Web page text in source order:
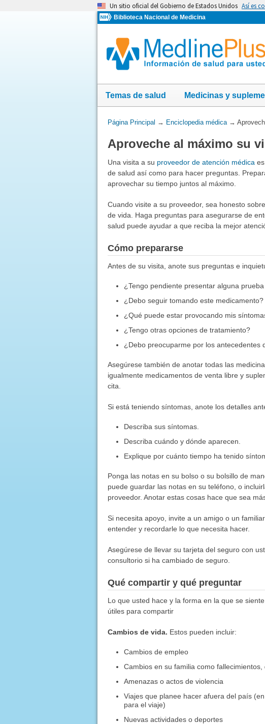
Un sitio oficial del Gobierno de Estados Unidos Así es
Biblioteca Nacional de Medicina
Temas de salud Medicinas y
Usted
aquí:
Página Principal → Enciclopedia médica→
Aproveche al máximo su
Una visita a su proveedor de atención médica
de salud así como para hacer preguntas.
aprovechar su tiempo juntos al máximo.
Cuando visite a su proveedor, sea honesto
de vida. Haga preguntas para asegurarse de
salud puede ayudar a que reciba la mejor
Cómo prepararse
Antes de su visita, anote sus preguntas e
¿Tengo pendiente presentar alguna
¿Debo seguir tomando este medicamento?
¿Qué puede estar provocando mis
¿Tengo otras opciones de tratamiento?
¿Debo preocuparme por los antecedentes
Asegúrese también de anotar todas las
igualmente medicamentos de venta libre y
cita.
Si está teniendo síntomas, anote los detalles
Describa sus síntomas.
Describa cuándo y dónde aparecen.
Explique por cuánto tiempo ha tenido
Ponga las notas en su bolso o su bolsillo de
puede guardar las notas en su teléfono, o
proveedor. Anotar estas cosas hace que sea
Si necesita apoyo, invite a un amigo o un
entender y recordarle lo que necesita hacer.
Asegúrese de llevar su tarjeta del seguro con
consultorio si ha cambiado de seguro.
Qué compartir y qué preguntar
Lo que usted hace y la forma en la que se
útiles para compartir
Cambios de vida. Estos pueden incluir:
Cambios de empleo
Cambios en su familia como
Amenazas o actos de violencia
Viajes que planee hacer afuera del país
para el viaje)
Nuevas actividades o deportes